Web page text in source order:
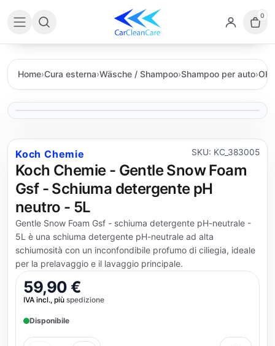
0
Home›Cura esterna›Wäsche / Shampoo›Shampoo per auto›
Koch Chemie SKU: KC_383005
Koch Chemie - Gentle Snow Foam
Gsf - Schiuma detergente pH
neutro - 5L
Gentle Snow Foam Gsf - schiuma detergente pH-neutrale -
5L è una schiuma detergente pH-neutrale ad alta
schiumosità con un inconfondibile profumo di ciliegia, ideale
per la prelavaggio e il lavaggio principale.
59,90 €
IVA incl., più spedizione
Disponibile